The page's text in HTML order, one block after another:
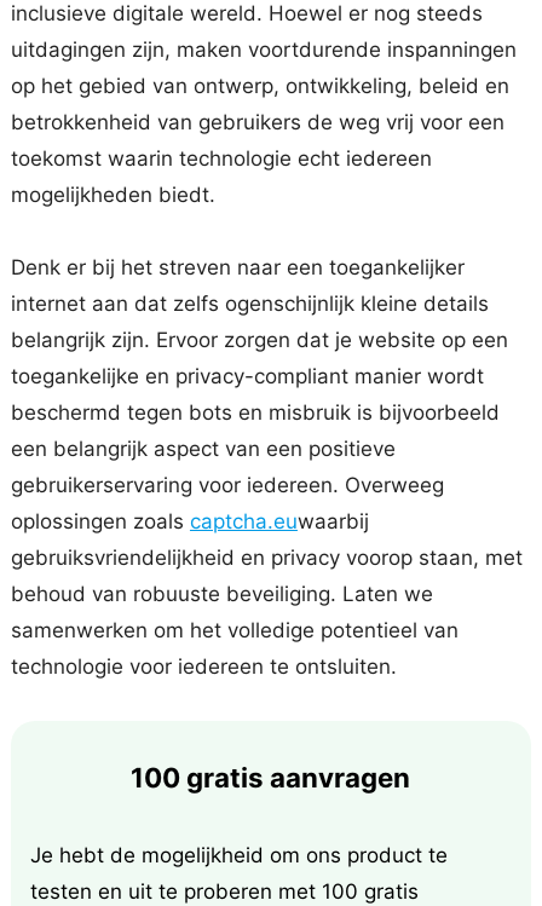
inclusieve digitale wereld. Hoewel er nog steeds
uitdagingen zijn, maken voortdurende inspanningen
op het gebied van ontwerp, ontwikkeling, beleid en
betrokkenheid van gebruikers de weg vrij voor een
toekomst waarin technologie echt iedereen
mogelijkheden biedt.
Denk er bij het streven naar een toegankelijker
internet aan dat zelfs ogenschijnlijk kleine details
belangrijk zijn. Ervoor zorgen dat je website op een
toegankelijke en privacy-compliant manier wordt
beschermd tegen bots en misbruik is bijvoorbeeld
een belangrijk aspect van een positieve
gebruikerservaring voor iedereen. Overweeg
oplossingen zoals captcha.euwaarbij
gebruiksvriendelijkheid en privacy voorop staan, met
behoud van robuuste beveiliging. Laten we
samenwerken om het volledige potentieel van
technologie voor iedereen te ontsluiten.
100 gratis aanvragen
Je hebt de mogelijkheid om ons product te
testen en uit te proberen met 100 gratis